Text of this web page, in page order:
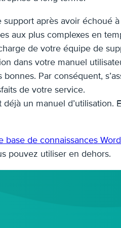
après avoir échoué
aux plus complexes en
de votre équipe de
dans votre manuel
Par conséquent,
de votre service.
un manuel d’utilisation.
base de connaissances
pouvez utiliser en dehors.